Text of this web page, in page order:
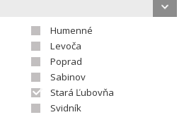
Humenné
Levoča
Poprad
Sabinov
Stará Ľubovňa
Svidník